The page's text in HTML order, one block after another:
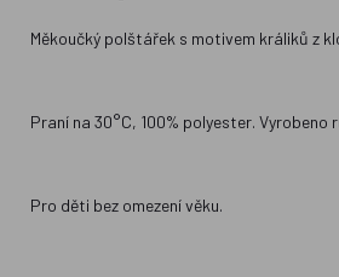
Měkoučký polštářek s motivem králiků z
Praní na 30°C, 100% polyester. Vyrobeno
Pro děti bez omezení věku.